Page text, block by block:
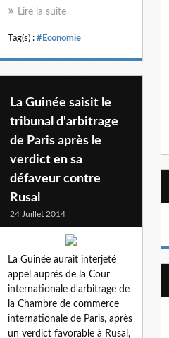
Lire la suite
Tag(s) : #Economie
La Guinée saisit le
tribunal d'arbitrage
de Paris après le
verdict en sa
défaveur contre
Rusal
24 Juillet 2014
La Guinée aurait interjeté
appel auprès de la Cour
internationale d'arbitrage de
la Chambre de commerce
internationale de Paris, après
un verdict favorable à Rusal,